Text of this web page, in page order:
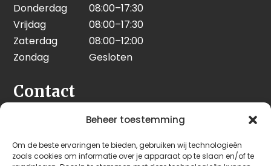
Beheer toestemming
Om de beste ervaringen te bieden, gebruiken wij technologieën
zoals cookies om informatie over je apparaat op te slaan en/of te
Donderdag
08:00–17:30
Vrijdag
08:00–17:30
Zaterdag
08:00–12:00
Zondag
Gesloten
Contact
Seeleman & Hoogendoorn
3628 GD Kockengen